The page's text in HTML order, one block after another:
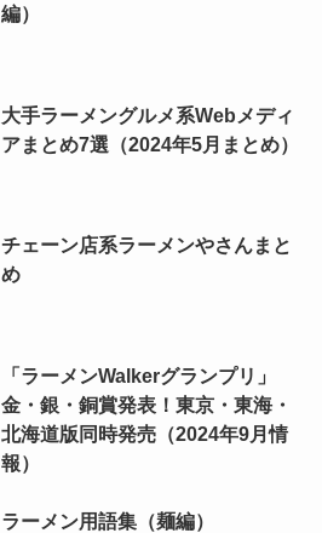
編）
大手ラーメングルメ系Webメディ
アまとめ7選（2024年5月まとめ）
チェーン店系ラーメンやさんまと
め
「ラーメンWalkerグランプリ」
金・銀・銅賞発表！東京・東海・
北海道版同時発売（2024年9月情
報）
ラーメン用語集（麺編）